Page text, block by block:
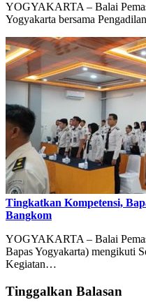
YOGYAKARTA – Balai
Yogyakarta bersama
Tingkatkan Kompetensi,
Bangkom
YOGYAKARTA – Balai
Bapas Yogyakarta) mengikuti
Kegiatan…
Tinggalkan Balasan